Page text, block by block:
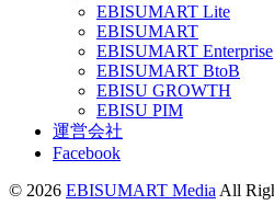
EBISUMART Lite
EBISUMART
EBISUMART Enterprise
EBISUMART BtoB
EBISU GROWTH
EBISU PIM
運営会社
Facebook
© 2026 EBISUMART Media All